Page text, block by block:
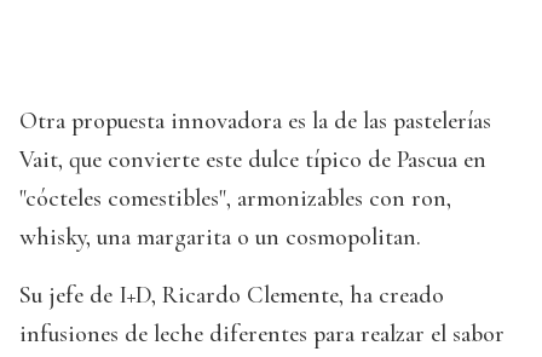
Otra propuesta innovadora es la de las pastelerías
Vait, que convierte este dulce típico de Pascua en
"cócteles comestibles", armonizables con ron,
whisky, una margarita o un cosmopolitan.
Su jefe de I+D, Ricardo Clemente, ha creado
infusiones de leche diferentes para realzar el sabor